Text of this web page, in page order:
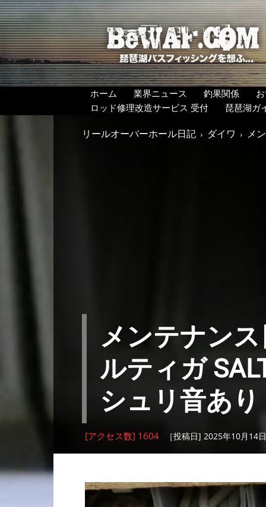
BeWAF
(ビ
ワ
エ
フ）
ホーム 業界ニュース 釣果関係
ロッド修理改造サービス 受付
琵琶湖ガ
リールオーバーホール日記 ダイワ メ
メンテナン
ルティガ
シュリ音あり
[アクセス数] 1604 ［投稿日] 2025年10月14